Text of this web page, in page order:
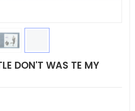
DON'T WAS TE MY